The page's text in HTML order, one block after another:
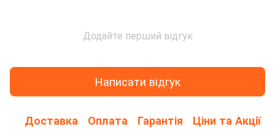
Додайте перший відгук
Написати відгук
Доставка Оплата Гарантія Ціни та Акції